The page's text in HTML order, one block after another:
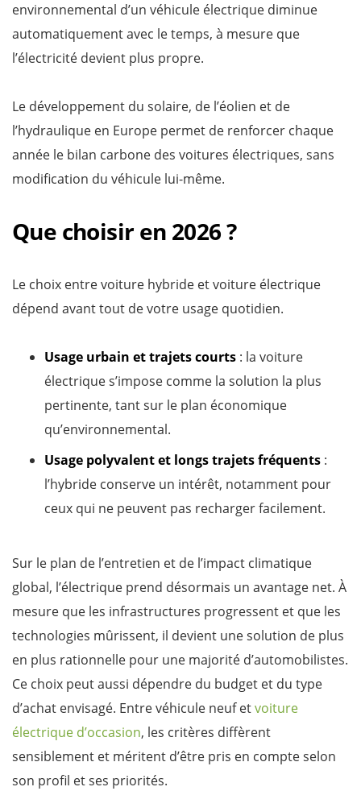
environnemental d’un véhicule électrique diminue
automatiquement avec le temps, à mesure que
l’électricité devient plus propre.
Le développement du solaire, de l’éolien et de
l’hydraulique en Europe permet de renforcer chaque
année le bilan carbone des voitures électriques, sans
modification du véhicule lui-même.
Que choisir en 2026 ?
Le choix entre voiture hybride et voiture électrique
dépend avant tout de votre usage quotidien.
Usage urbain et trajets courts : la voiture
électrique s’impose comme la solution la plus
pertinente, tant sur le plan économique
qu’environnemental.
Usage polyvalent et longs trajets fréquents :
l’hybride conserve un intérêt, notamment pour
ceux qui ne peuvent pas recharger facilement.
Sur le plan de l’entretien et de l’impact climatique
global, l’électrique prend désormais un avantage net. À
mesure que les infrastructures progressent et que les
technologies mûrissent, il devient une solution de plus
en plus rationnelle pour une majorité d’automobilistes.
Ce choix peut aussi dépendre du budget et du type
d’achat envisagé. Entre véhicule neuf etvoiture
électrique d’occasion, les critères diffèrent
sensiblement et méritent d’être pris en compte selon
son profil et ses priorités.